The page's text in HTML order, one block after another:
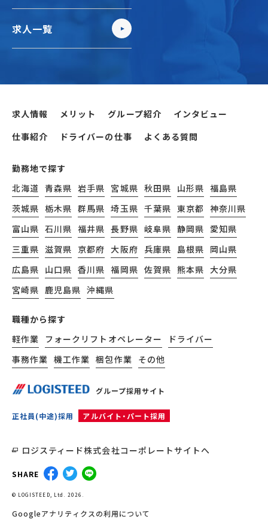
求人一覧
グループ採用サイト
正社員(中途)採用 アルバイト・パート採用
ロジスティード株式会社コーポレートサイトへ
SHARE
© LOGISTEED, Ltd. 2026.
Googleアナリティクスの利用について
求人情報 メリット グループ紹介
インタビュー
仕事紹介
ドライバーの仕事 よくある質問
勤務地で探す
北海道 青森県 岩手県 宮城県 秋田県 山形県 福島県
茨城県 栃木県 群馬県 埼玉県 千葉県 東京都 神奈川県
富山県 石川県 福井県 長野県 岐阜県 静岡県 愛知県
三重県 滋賀県 京都府 大阪府 兵庫県 島根県 岡山県
広島県 山口県 香川県 福岡県 佐賀県 熊本県 大分県
宮崎県 鹿児島県 沖縄県
職種から探す
軽作業
フォークリフトオペレーター
ドライバー
事務作業 機工作業 梱包作業 その他